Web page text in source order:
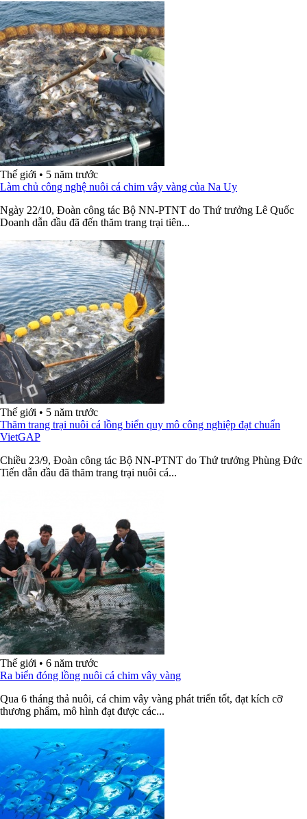
Thế giới • 5 năm trước
Làm chủ công nghệ nuôi cá chim vây vàng của Na Uy
Ngày 22/10, Đoàn công tác Bộ NN-PTNT do Thứ trưởng Lê Quốc
Doanh dẫn đầu đã đến thăm trang trại tiên...
Thế giới • 5 năm trước
Thăm trang trại nuôi cá lồng biển quy mô công nghiệp đạt chuẩn
VietGAP
Chiều 23/9, Đoàn công tác Bộ NN-PTNT do Thứ trưởng Phùng Đức
Tiến dẫn đầu đã thăm trang trại nuôi cá...
Thế giới • 6 năm trước
Ra biển đóng lồng nuôi cá chim vây vàng
Qua 6 tháng thả nuôi, cá chim vây vàng phát triển tốt, đạt kích cỡ
thương phẩm, mô hình đạt được các...